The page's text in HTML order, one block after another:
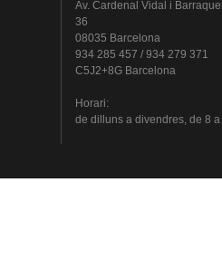
Av. Cardenal Vidal i
36
08035 Barcelona
934 285 457 / 934 279 371
C5J2+8G Barcelona
Horari:
de dillunsa divendres, de 8